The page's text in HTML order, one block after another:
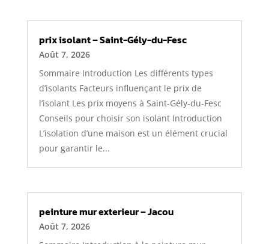
prix isolant – Saint-Gély-du-Fesc
Août 7, 2026
Sommaire Introduction Les différents types
d’isolants Facteurs influençant le prix de
l’isolant Les prix moyens à Saint-Gély-du-Fesc
Conseils pour choisir son isolant Introduction
L’isolation d’une maison est un élément crucial
pour garantir le...
peinture mur exterieur – Jacou
Août 7, 2026